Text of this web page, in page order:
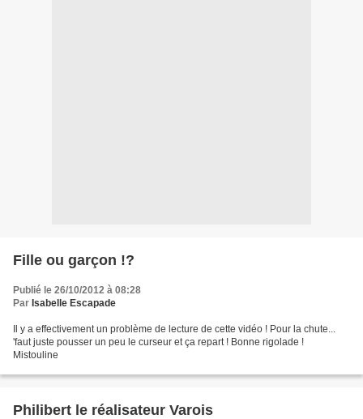
Fille ou garçon !?
Publié le 26/10/2012 à 08:28
Par Isabelle Escapade
Il y a effectivement un problème de lecture de cette vidéo ! Pour la chute...
'faut juste pousser un peu le curseur et ça repart ! Bonne rigolade !
Mistouline
Philibert le réalisateur Varois